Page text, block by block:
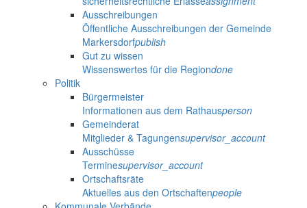
Ausschreibungen
Öffentliche Ausschreibungen der Gemeinde
Markersdorfpublish
Gut zu wissen
Wissenswertes für die Regiondone
Politik
Bürgermeister
Informationen aus dem Rathausperson
Gemeinderat
Mitglieder & Tagungensupervisor_account
Ausschüsse
Terminesupervisor_account
Ortschaftsräte
Aktuelles aus den Ortschaftenpeople